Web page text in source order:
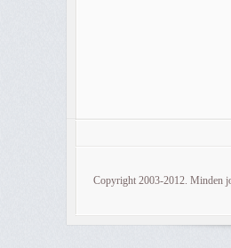
Copyright 2003-2012. Minden